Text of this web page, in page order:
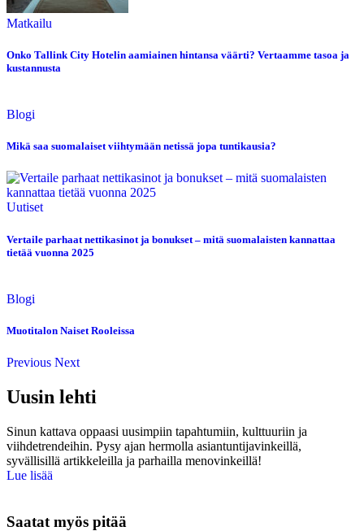
Matkailu
Onko Tallink City Hotelin aamiainen hintansa väärti? Vertaamme tasoa ja
kustannusta
Blogi
Mikä saa suomalaiset viihtymään netissä jopa tuntikausia?
Uutiset
Vertaile parhaat nettikasinot ja bonukset – mitä suomalaisten kannattaa
tietää vuonna 2025
Blogi
Muotitalon Naiset Rooleissa
Previous Next
Uusin lehti
Sinun kattava oppaasi uusimpiin tapahtumiin, kulttuuriin ja
viihdetrendeihin. Pysy ajan hermolla asiantuntijavinkeillä,
syvällisillä artikkeleilla ja parhailla menovinkeillä!
Lue lisää
Saatat myös pitää